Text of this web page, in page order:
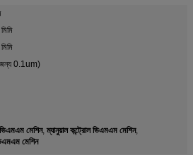
জন্য 0.1um)
মেশিন,ম্যানুয়াল কন্ট্রোল ভিএমএম মেশিন,
মেশিন